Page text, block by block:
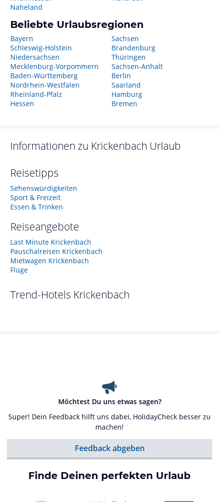
Naheland
Beliebte Urlaubsregionen
Bayern
Schleswig-Holstein
Niedersachsen
Mecklenburg-Vorpommern
Baden-Württemberg
Nordrhein-Westfalen
Rheinland-Pfalz
Hessen
Sachsen
Brandenburg
Thüringen
Sachsen-Anhalt
Berlin
Saarland
Hamburg
Bremen
Informationen zu Krickenbach Urlaub
Reisetipps
Sehenswürdigkeiten
Sport & Freizeit
Essen & Trinken
Reiseangebote
Last Minute Krickenbach
Pauschalreisen Krickenbach
Mietwagen Krickenbach
Flüge
Trend-Hotels Krickenbach
Möchtest Du uns etwas sagen?
Super! Dein Feedback hilft uns dabei, HolidayCheck besser zu
machen!
Feedback abgeben
Finde Deinen perfekten Urlaub